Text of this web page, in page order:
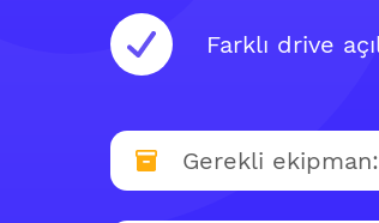
Farklı drive
Gerekli ekipman: